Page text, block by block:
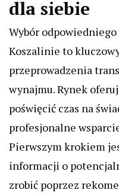
dla siebie
Wybór
Koszalinie to
przeprowadzenia
wynajmu. Rynek
poświęcić czas na
profesjonalne
Pierwszym krokiem
informacji o
zrobić poprzez